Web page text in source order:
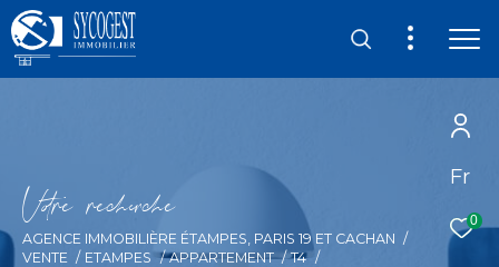
Fr
0
Vore recece
AGENCE IMMOBILIÈRE ÉTAMPES, PARIS 19 ET CACHAN
VENTE
ETAMPES APPARTEMENT
T4